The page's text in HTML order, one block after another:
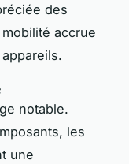
des
accrue
notable.
les
une